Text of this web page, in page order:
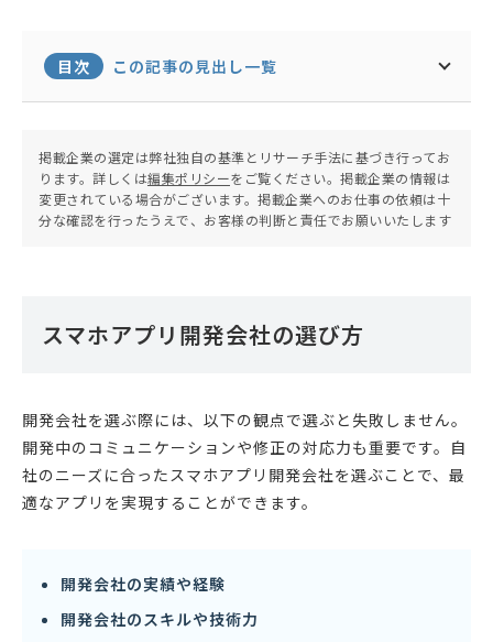
ラエンジニアとして活動。現在は地元に戻りフリー
ランスエンジニア兼子ども向けプログラミング教室
の運営を行う。
目次 この記事の見出し一覧
掲載企業の選定は弊社独自の基準とリサーチ手法に基づき行ってお
ります。詳しくは編集ポリシーをご覧ください。掲載企業の情報は
変更されている場合がございます。掲載企業へのお仕事の依頼は十
分な確認を行ったうえで、お客様の判断と責任でお願いいたします
スマホアプリ開発会社の選び方
開発会社を選ぶ際には、以下の観点で選ぶと失敗しません。
開発中のコミュニケーションや修正の対応力も重要です。自
社のニーズに合ったスマホアプリ開発会社を選ぶことで、最
適なアプリを実現することができます。
開発会社の実績や経験
開発会社のスキルや技術力